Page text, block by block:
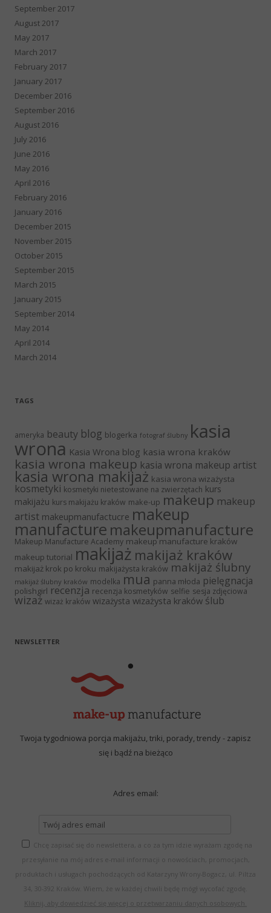
September 2017
August 2017
May 2017
March 2017
February 2017
January 2017
December 2016
September 2016
August 2016
July 2016
June 2016
May 2016
April 2016
February 2016
January 2016
December 2015
November 2015
October 2015
September 2015
March 2015
January 2015
September 2014
May 2014
April 2014
March 2014
TAGS
ameryka beauty blog blogerka fotograf ślubny kasia
wrona Kasia Wrona blog kasia wrona kraków
kasia wrona makeup kasia wrona makeup artist
kasia wrona makijaż kasia wrona wizażysta
kosmetyki kosmetyki nietestowane na zwierzętach kurs
makijażu kurs makijażu kraków make-up makeup makeup
artist makeupmanufactucre makeup
manufacture makeupmanufacture
Makeup Manufacture Academy makeup manufacture kraków
makeup tutorial makijaż makijaż kraków
makijaż krok po kroku makijażysta kraków makijaż ślubny
makijaż ślubny kraków modelka mua panna młoda pielęgnacja
polishgirl recenzja recenzja kosmetyków selfie sesja zdjęciowa
wizaż wizaż kraków wizażysta wizażysta kraków ślub
NEWSLETTER
Twoja tygodniowa porcja makijażu, triki, porady, trendy - zapisz
się i bądź na bieżąco
Adres email:
Chcę zapisać się do newslettera, a co za tym idzie wyrażam zgodę na
przesyłanie na mój adres e-mail informacji o nowościach, promocjach,
produktach i usługach pochodzących od Katarzyny Wrony-Bogacz, ul. Piltza
34, 30-392 Kraków. Wiem, że w każdej chwili będę mógł wycofać zgodę.
Kliknij, aby dowiedzieć się więcej o przetwarzaniu danych osobowych.